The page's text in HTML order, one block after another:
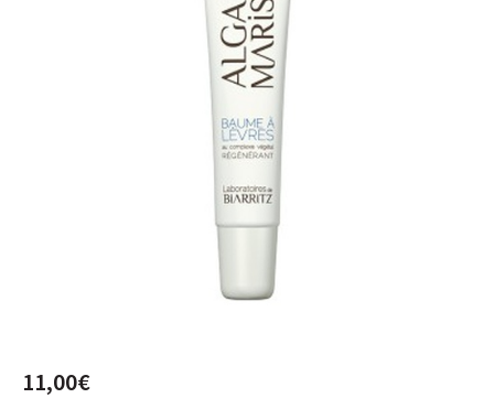
11,00€